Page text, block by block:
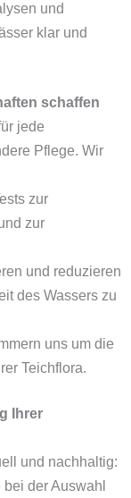
und
klar und
schaffen
jede
Pflege. Wir
zur
zur
und reduzieren
des Wassers zu
uns um die
Teichflora.
Ihrer
und nachhaltig:
der Auswahl